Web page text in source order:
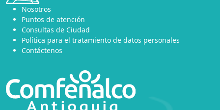
Nosotros
Puntos de atención
Consultas de Ciudad
Política para el tratamiento de datos personales
Contáctenos